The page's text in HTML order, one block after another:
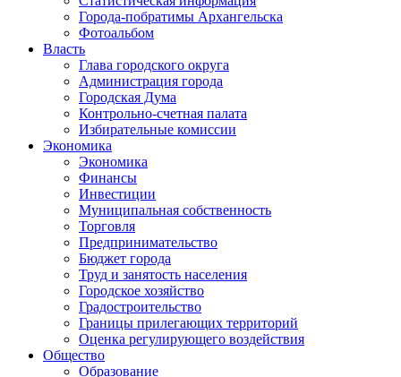
Города-побратимы Архангельска
Фотоальбом
Власть
Глава городского округа
Администрация города
Городская Дума
Контрольно-счетная палата
Избирательные комиссии
Экономика
Экономика
Финансы
Инвестиции
Муниципальная собственность
Торговля
Предпринимательство
Бюджет города
Труд и занятость населения
Городское хозяйство
Градостроительство
Границы прилегающих территорий
Оценка регулирующего воздействия
Общество
Образование